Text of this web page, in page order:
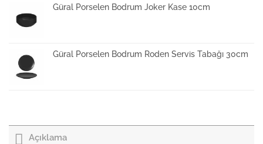
Güral Porselen Bodrum Joker Kase 10cm
Güral Porselen Bodrum Roden Servis Tabağı 30cm
Açıklama